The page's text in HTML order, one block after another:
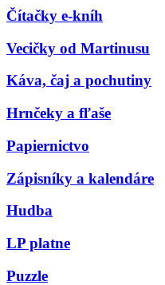
Čítačky e-kníh
Vecičky od Martinusu
Káva, čaj a pochutiny
Hrnčeky a fľaše
Papiernictvo
Zápisníky a kalendáre
Hudba
LP platne
Puzzle